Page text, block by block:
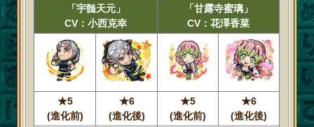
「宇髄天元」
CV：小西克幸
「甘露寺蜜璃」
CV：花澤香菜
★5
(進化前)
★6
(進化後)
★5
(進化前)
★6
(進化後)